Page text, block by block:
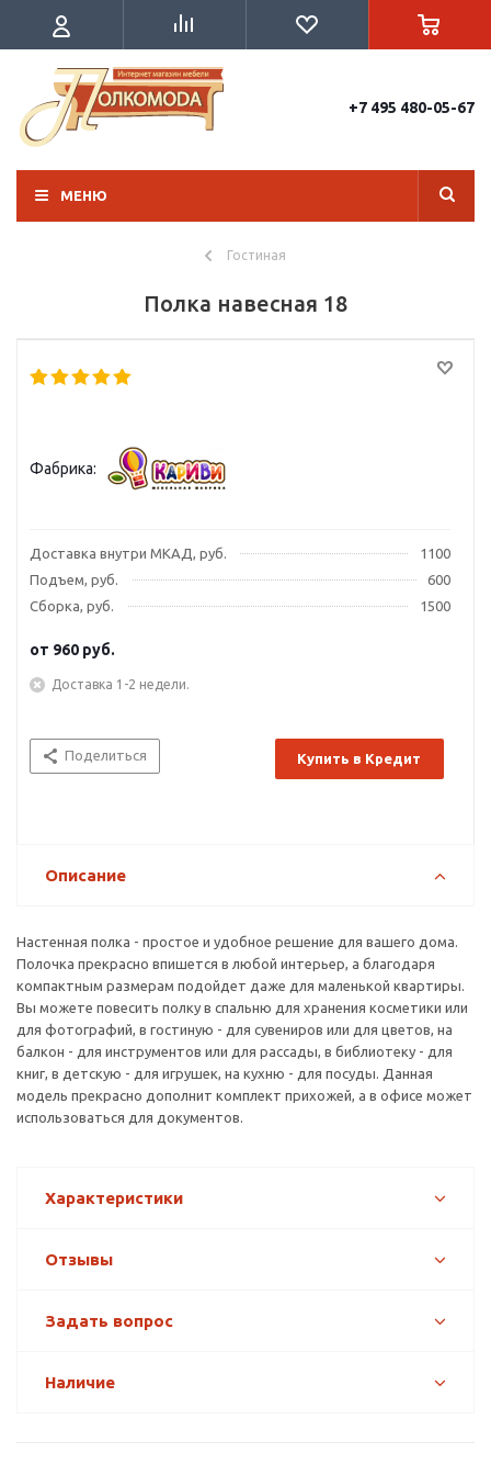
+7 495 480-05-67
МЕНЮ
Гостиная
Полка навесная 18
Фабрика:
Доставка внутри МКАД, руб.
1100
Подъем, руб.
600
Сборка, руб.
1500
от 960 руб.
Доставка 1-2 недели.
Поделиться Купить в Кредит
Описание
Настенная полка - простое и удобное решение для вашего дома.
Полочка прекрасно впишется в любой интерьер, а благодаря
компактным размерам подойдет даже для маленькой квартиры.
Вы можете повесить полку в спальню для хранения косметики или
для фотографий, в гостиную - для сувениров или для цветов, на
балкон - для инструментов или для рассады, в библиотеку - для
книг, в детскую - для игрушек, на кухню - для посуды. Данная
модель прекрасно дополнит комплект прихожей, а в офисе может
использоваться для документов.
Характеристики
Отзывы
Задать вопрос
Наличие